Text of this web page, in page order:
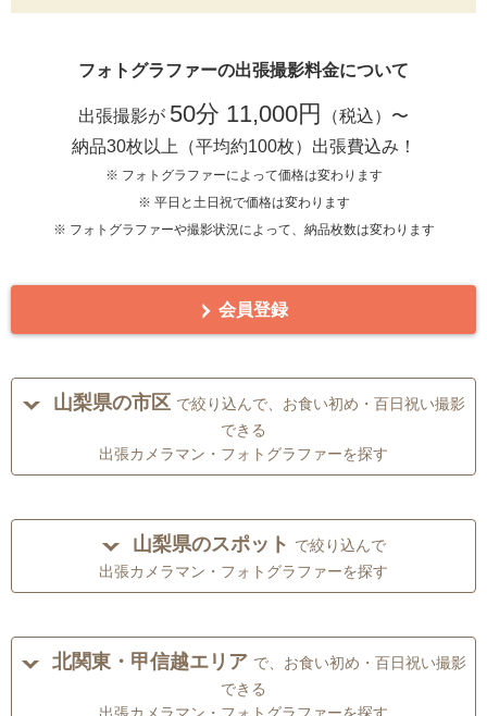
フォトグラファーの出張撮影料金について
出張撮影が 50分 11,000円
（税込）〜
納品30枚以上（平均約100枚）出張費込み！
※ フォトグラファーによって価格は変わります
※ 平日と土日祝で価格は変わります
※ フォトグラファーや撮影状況によって、納品枚数は変わります
会員登録
山梨県の市区 で絞り込んで、お食い初め・百日祝い撮影
できる
出張カメラマン・フォトグラファーを探す
山梨県のスポット で絞り込んで
出張カメラマン・フォトグラファーを探す
北関東・甲信越エリア で、お食い初め・百日祝い撮影
できる